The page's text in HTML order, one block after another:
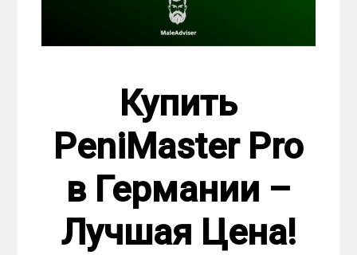
Купить
PeniMaster Pro
в Германии –
Лучшая Цена!